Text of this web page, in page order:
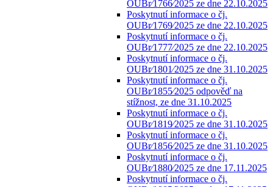
OUBr⁄1766⁄2025 ze dne 22.10.2025
Poskytnutí informace o čj.
OUBr⁄1769⁄2025 ze dne 22.10.2025
Poskytnutí informace o čj.
OUBr⁄1777⁄2025 ze dne 22.10.2025
Poskytnutí informace o čj.
OUBr⁄1801⁄2025 ze dne 31.10.2025
Poskytnutí informace o čj.
OUBr⁄1855⁄2025 odpověď na
stížnost, ze dne 31.10.2025
Poskytnutí informace o čj.
OUBr⁄1819⁄2025 ze dne 31.10.2025
Poskytnutí informace o čj.
OUBr⁄1856⁄2025 ze dne 31.10.2025
Poskytnutí informace o čj.
OUBr⁄1880⁄2025 ze dne 17.11.2025
Poskytnutí informace o čj.